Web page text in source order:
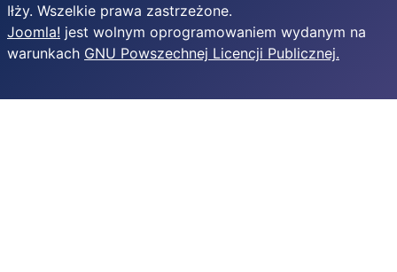
Iłży. Wszelkie prawa zastrzeżone.
Joomla! jest wolnym oprogramowaniem wydanym na
warunkach GNU Powszechnej Licencji Publicznej.